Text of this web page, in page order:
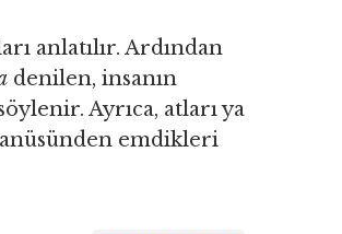
anlatılır. Ardından
denilen, insanın
Ayrıca, atları ya
anüsünden emdikleri